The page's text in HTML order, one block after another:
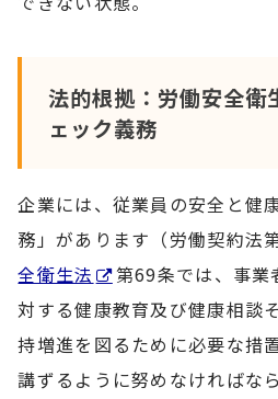
法的根拠：労働安全衛
ェック義務
企業には、従業員の安全と健
務」があります（労働契約法
全衛生法
第69条では、事業
対する健康教育及び健康相談
持増進を図るために必要な措
講ずるように努めなければな